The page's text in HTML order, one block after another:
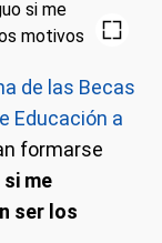
de las Becas
Educación a
formarse
me
ser los